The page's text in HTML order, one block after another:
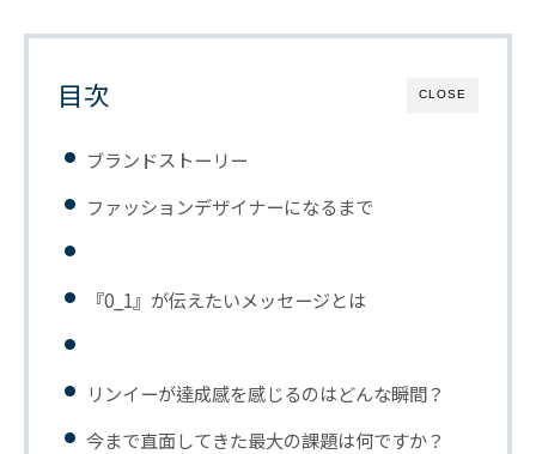
CLOSE
目次
ブランドストーリー
ファッションデザイナーになるまで
『0_1』が伝えたいメッセージとは
リンイーが達成感を感じるのはどんな瞬間？
今まで直面してきた最大の課題は何ですか？